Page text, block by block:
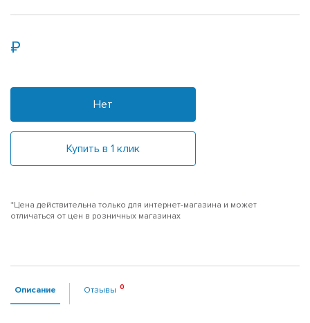
Нет
Купить в 1 клик
*Цена действительна только для интернет-магазина и может
отличаться от цен в розничных магазинах
Описание Отзывы